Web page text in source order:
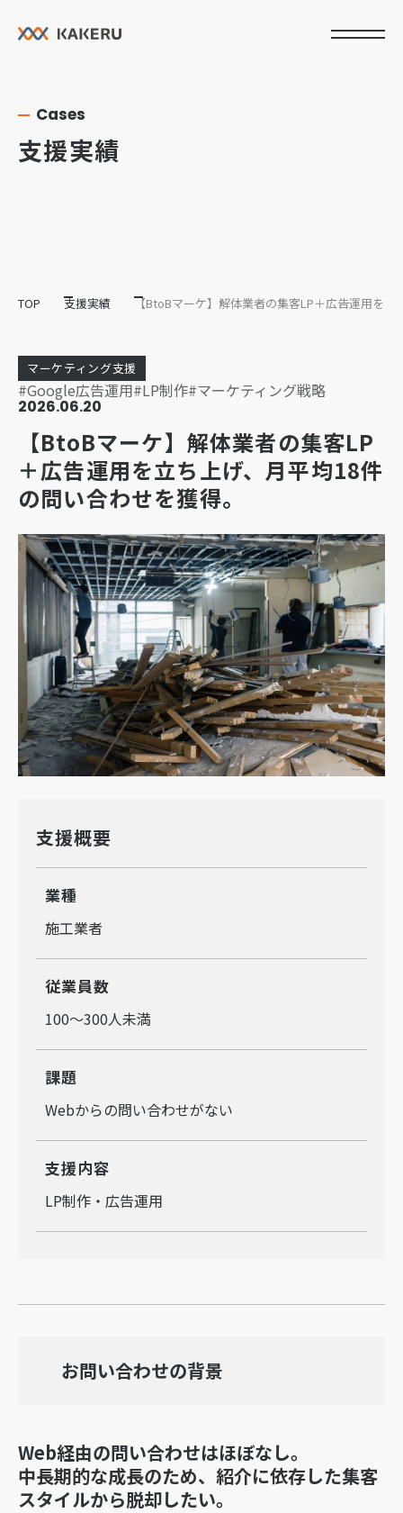
Cases
支援実績
TOP 支援実績 【BtoBマーケ】解体業者の集客LP＋広告運用を
マーケティング支援
Google広告運用 LP制作 マーケティング戦略
2026.06.20
【BtoBマーケ】解体業者の集客LP
＋広告運用を立ち上げ、月平均18件
の問い合わせを獲得。
支援概要
業種
施工業者
従業員数
100～300人未満
課題
Webからの問い合わせがない
支援内容
LP制作・広告運用
お問い合わせの背景
Web経由の問い合わせはほぼなし。
中長期的な成長のため、紹介に依存した集客
スタイルから脱却したい。